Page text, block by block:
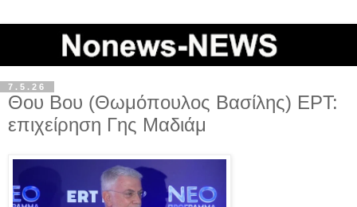
7.5.26
Θου Βου (Θωμόπουλος Βασίλης) ΕΡΤ:
επιχείρηση Γης Μαδιάμ